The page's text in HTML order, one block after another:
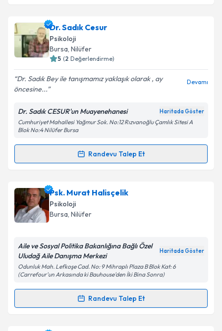
Takvim Talebini Gönder
Uzm. Dr. Meral Argun Uslu
talebi oluşturun. Size bu uzmandan randevu almanız
için bir takvim hazırlandığında e-posta ile
bilgilendireceğiz.
E-posta Adresiniz
Kişisel verilerimin işlenmesine ilişkinAydınlatma
Metni'ni okudum ve kişisel verilerimin belirtilen
kapsamda işlenmesini kabul ediyorum.
Dr. Sadık Cesur
Psikoloji
Bursa, Nilüfer
5 (2 Değerlendirme)
Dr. Sadık Bey ile tanışmamız yaklaşık olarak , ay
öncesine...
Devamı
Dr. Sadık CESUR'un Muayenehanesi Haritada Göster
Cumhuriyet Mahallesi Yağmur Sok. No:12 Rızvanoğlu Çamlık Sitesi A
Blok No:4 Nilüfer Bursa
Randevu Talep Et
Randevu Takvimi Talebi
Dr. Sadık Cesuriçin randevu takvimi talebi oluşturun.
Size bu uzmandan randevu almanız için bir takvim
hazırlandığında e-posta ile bilgilendireceğiz.
Aydınlatma
Metni'ni okudum ve kişisel verilerimin belirtilen
kapsamda işlenmesini kabul ediyorum.
Psk. Murat Halisçelik
Psikoloji
Bursa, Nilüfer
Aile ve Sosyal Politika Bakanlığına Bağlı Özel
Uludağ Aile Danışma Merkezi
Haritada Göster
Odunluk Mah. Lefkoşe Cad. No: 9 Mihraplı Plaza B Blok Kat: 6
(Carrefour'un Arkasında ki Bauhouse'den İki Bina Sonra)
Randevu Talep Et
Randevu Takvimi Talebi